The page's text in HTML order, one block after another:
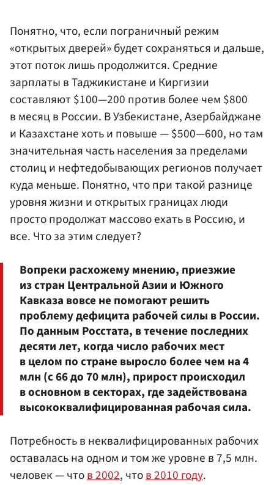
Понятно, что, если пограничный режим
«открытых дверей» будет сохраняться и дальше,
этот поток лишь продолжится. Средние
зарплаты в Таджикистане и Киргизии
составляют $100—200 против более чем $800
в месяц в России. В Узбекистане, Азербайджане
и Казахстане хоть и повыше — $500—600, но там
значительная часть населения за пределами
столиц и нефтедобывающих регионов получает
куда меньше. Понятно, что при такой разнице
уровня жизни и открытых границах люди
просто продолжат массово ехать в Россию, и
все. Что за этим следует?
Вопреки расхожему мнению, приезжие
из стран Центральной Азии и Южного
Кавказа вовсе не помогают решить
проблему дефицита рабочей силы в России.
По данным Росстата, в течение последних
десяти лет, когда число рабочих мест
в целом по стране выросло более чем на 4
млн (с 66 до 70 млн), прирост происходил
в основном в секторах, где задействована
высококвалифицированная рабочая сила.
Потребность в неквалифицированных рабочих
оставалась на одном и том же уровне в 7,5 млн.
человек — чтов 2002, чтов 2010 году.